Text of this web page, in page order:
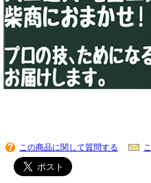
この商品に関して質問する